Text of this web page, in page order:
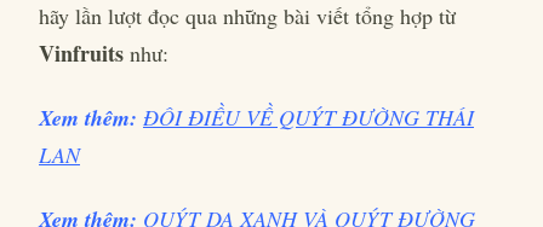
hãy lần lượt đọc qua những bài viết tổng hợp từ
Vinfruits như:
Xem thêm: ĐÔI ĐIỀU VỀ QUÝT ĐƯỜNG THÁI
LAN
Xem thêm: QUÝT DA XANH VÀ QUÝT ĐƯỜNG